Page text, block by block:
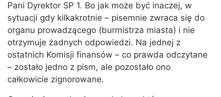
Pani Dyrektor SP 1. Bo jak może być inaczej, w
sytuacji gdy kilkakrotnie – pisemnie zwraca się do
organu prowadzącego (burmistrza miasta) i nie
otrzymuje żadnych odpowiedzi. Na jednej z
ostatnich Komisji finansów – co prawda odczytane
– zostało jedno z pism, ale pozostało ono
całkowicie zignorowane.